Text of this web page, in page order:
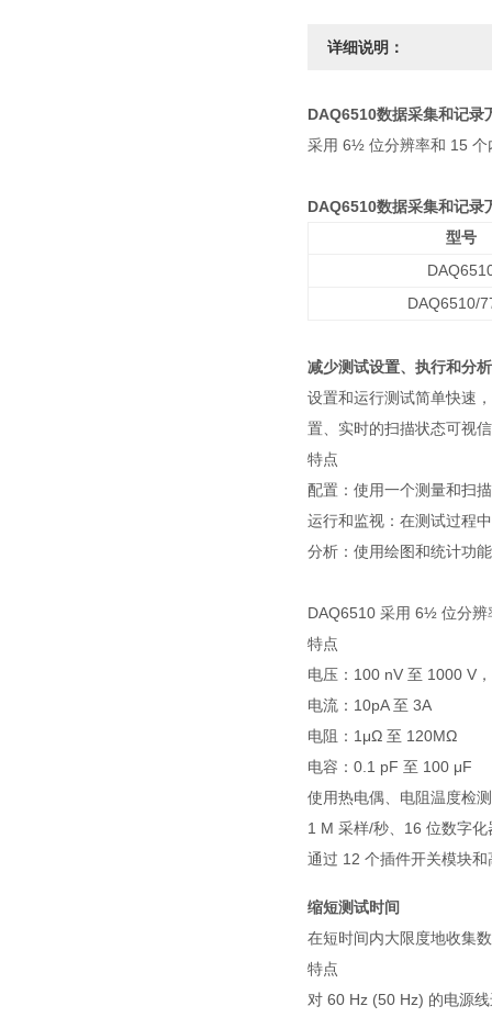
详细说明：
DAQ6510数据采集和记录
采用 6½ 位分辨率和 15 个
DAQ6510数据采集和记录
型号
DAQ6510/
减少测试设置、执行和分
设置和运行测试简单快速
置、实时的扫描状态可视
特点
配置：使用一个测量和扫
运行和监视：在测试过程
分析：使用绘图和统计功
DAQ6510 采用 6½ 位分辨
特点
电压：100 nV 至 1000 V
电流：10pA 至 3A
电阻：1μΩ 至 120MΩ
电容：0.1 pF 至 100 μF
使用热电偶、电阻温度检
1 M 采样/秒、16 位数字
通过 12 个插件开关模块
缩短测试时间
在短时间内大限度地收集
特点
对 60 Hz (50 Hz) 的电源